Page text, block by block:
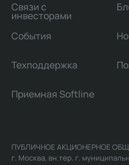
Связи с
инвесторами
События
Техподдержка
Приемная Softline
ПУБЛИЧНОЕ АКЦИОНЕРНОЕ
г. Москва, вн.тер. г.